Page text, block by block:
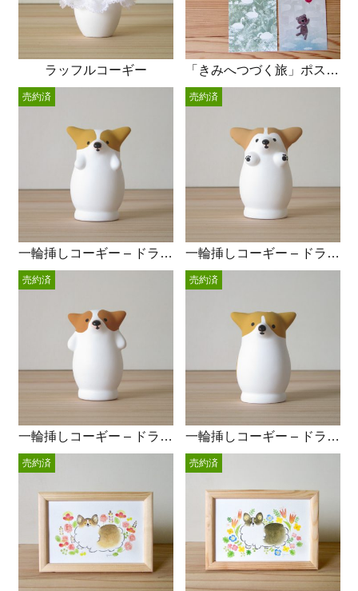
ラッフルコーギー 「きみへつづく旅」ポストカード4枚set
一輪挿しコーギー – ドライフラワー
売約済
一輪挿しコーギー – ドライフラワー
売約済
一輪挿しコーギー – ドライフラワー
売約済
一輪挿しコーギー – ドライフラワー
売約済
売約済 売約済